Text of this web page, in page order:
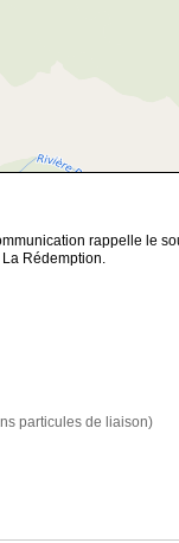
rappelle le
Rédemption.
particules de liaison)